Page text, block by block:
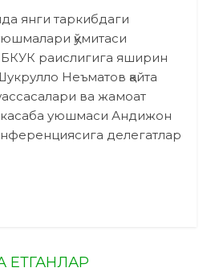
янги таркибдаги
қўмитаси
раислигига яширин
Неъматов қайта
ва жамоат
уюшмаси Андижон
делегатлар
ЕТГАНЛАР